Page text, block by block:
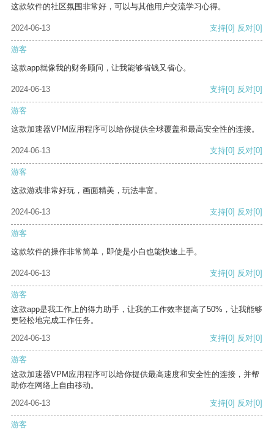
这款软件的社区氛围非常好，可以与其他用户交流学习心得。
2024-06-13 支持[0] 反对[0]
游客
这款app就像我的财务顾问，让我能够省钱又省心。
2024-06-13 支持[0] 反对[0]
游客
这款加速器VPM应用程序可以给你提供全球覆盖和最高安全性的连接。
2024-06-13 支持[0] 反对[0]
游客
这款游戏非常好玩，画面精美，玩法丰富。
2024-06-13 支持[0] 反对[0]
游客
这款软件的操作非常简单，即使是小白也能快速上手。
2024-06-13 支持[0] 反对[0]
游客
这款app是我工作上的得力助手，让我的工作效率提高了50%，让我能够
更轻松地完成工作任务。
2024-06-13
支持[0] 反对[0]
游客
这款加速器VPM应用程序可以给你提供最高速度和安全性的连接，并帮
助你在网络上自由移动。
2024-06-13
支持[0] 反对[0]
游客